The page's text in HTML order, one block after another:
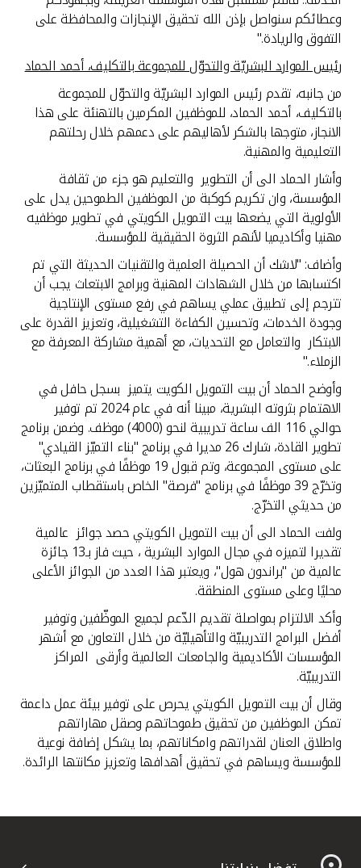
وعطائكم سنواصل بإذن الله تحقيق الإنجازات والمحافظة على
التفوق والريادة."
رئيس الموارد البشريّة والتحوّل للمجموعة بالتكليف، أحمد الحماد
من جانبه، تقدم رئيس الموارد البشريّة والتحوّل للمجموعة
بالتكليف، أحمد الحماد، للموظفين المكرمين بالتهنئة على هذا
الانجاز، متوجها بالشكر لأهاليهم على دعمهم خلال رحلتهم
التعليمية والمهنية.
وأشار الحماد الى أن التطوير والتعليم هو جزء من ثقافة
المؤسسة، وان تكريم كوكبة من الموظفين الطموحين يدل على
الأولوية التي يضعها بيت التمويل الكويتي في تطوير موظفيه
مهنيا وأكاديميا لأنهم الثروة الحقيقية للمؤسسة.
وأضاف: "لاشك أن الحصيلة العلمية والتقنيات الحديثة التي تم
اكتسابها من خلال الشهادات المهنية وبرامج الابتعاث يجب أن
تترجم إلى تطبيق عملي يساهم في رفع مستوى الإنتاجية
وجودة الخدمات، وتحسين الكفاءة التشغيلية، وتعزيز القدرة على
الابتكار والتعامل مع التحديات، مع أهمية مشاركة المعرفة مع
الزملاء."
وأوضح الحماد أن بيت التمويل الكويت يتميز بسجل حافل في
الاهتمام بثروته البشرية، مبينا أنه في عام 2024 تم توفير
حوالي 116 الف ساعة تدريبية لنحو (4000) موظف. وضمن برنامج
تطوير القادة، شارك 26 مديرا في برنامج "بناء التميّز القيادي"
على مستوى المجموعة، وتم قبول 19 موظفًا في برنامج البعثات،
وتخرّج 39 موظفًا في برنامج "فرصة" الخاص باستقطاب المتميّزين
من حديثي التخرّج.
ولفت الحماد الى أن بيت التمويل الكويتي حصد جوائز عالمية
تقديرا لتميزه في مجال الموارد البشرية ، حيث فاز بـ13 جائزة
عالمية من "براندون هول"، ويعتبر هذا العدد من الجوائز الأعلى
محليًا وعلى مستوى المنطقة.
وأكد الالتزام بمواصلة تقديم الدّعم لجميع الموظّفين وتوفير
أفضل البرامج التدريبيّة والتأهيليّة من خلال التعاون مع أشهر
المؤسسات الأكاديمية والجامعات العالمية وأرقى المراكز
التدريبيّة.
وقال أن بيت التمويل الكويتي يحرص على توفير بيئة عمل داعمة
تمكن الموظفين من تحقيق طموحاتهم وصقل مهاراتهم
واطلاق العنان لقدراتهم وامكاناتهم، بما يشكل إضافة نوعية
للمؤسسة ويساهم في تحقيق أهدافها وتعزيز مكانتها الرائدة.